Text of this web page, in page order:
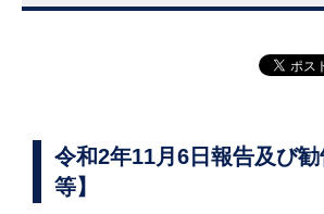
令和2年11月6日報告及び
等】